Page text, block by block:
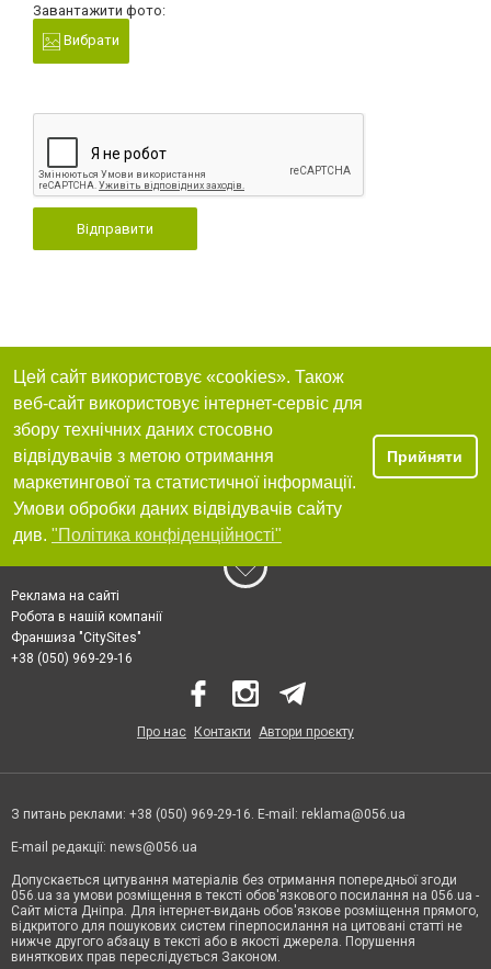
Завантажити фото:
Вибрати
Відправити
Цей сайт використовує «cookies». Також
веб-сайт використовує інтернет-сервіс для
збору технічних даних стосовно
відвідувачів з метою отримання
маркетингової та статистичної інформації.
Умови обробки даних відвідувачів сайту
див. "Політика конфіденційності"
Прийняти
Реклама на сайті
Робота в нашій компанії
Франшиза "CitySites"
+38 (050) 969-29-16
Про нас Контакти Автори проєкту
З питань реклами: +38 (050) 969-29-16. E-mail: reklama@056.ua
E-mail редакції: news@056.ua
Допускається цитування матеріалів без отримання попередньої згоди
056.ua за умови розміщення в тексті обов'язкового посилання на 056.ua -
Сайт міста Дніпра. Для інтернет-видань обов'язкове розміщення прямого,
відкритого для пошукових систем гіперпосилання на цитовані статті не
нижче другого абзацу в тексті або в якості джерела. Порушення
виняткових прав переслідується Законом.